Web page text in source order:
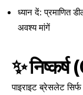
ध्यान दें: प्रमाणित
अवश्य मांगें
✨
पाइराइट ब्रेसलेट